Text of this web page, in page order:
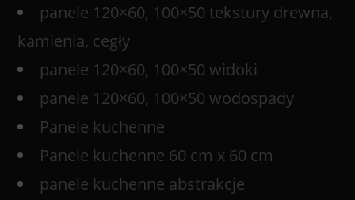
panele 120×60, 100×50 tekstury drewna,
kamienia, cegły
panele 120×60, 100×50 widoki
panele 120×60, 100×50 wodospady
Panele kuchenne
Panele kuchenne 60 cm x 60 cm
panele kuchenne abstrakcje